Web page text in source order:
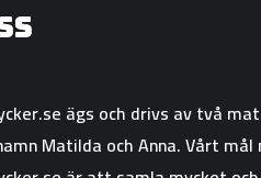
ägs och drivs av två
Matilda och Anna. Vårt mål